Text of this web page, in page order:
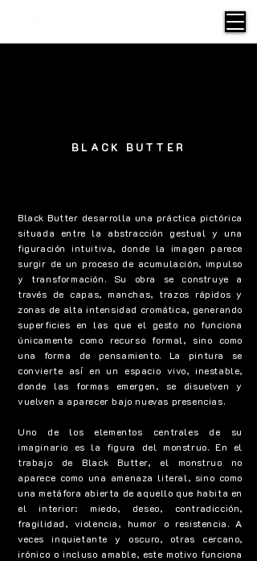
BLACK BUTTER
Black Butter desarrolla una práctica pictórica
situada entre la abstracción gestual y una
figuración intuitiva, donde la imagen parece
surgir de un proceso de acumulación, impulso
y transformación. Su obra se construye a
través de capas, manchas, trazos rápidos y
zonas de alta intensidad cromática, generando
superficies en las que el gesto no funciona
únicamente como recurso formal, sino como
una forma de pensamiento. La pintura se
convierte así en un espacio vivo, inestable,
donde las formas emergen, se disuelven y
vuelven a aparecer bajo nuevas presencias.
Uno de los elementos centrales de su
imaginario es la figura del monstruo. En el
trabajo de Black Butter, el monstruo no
aparece como una amenaza literal, sino como
una metáfora abierta de aquello que habita en
el interior: miedo, deseo, contradicción,
fragilidad, violencia, humor o resistencia. A
veces inquietante y oscuro, otras cercano,
irónico o incluso amable, este motivo funciona